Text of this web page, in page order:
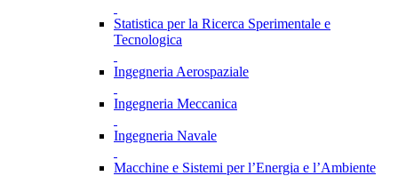
Statistica per la Ricerca Sperimentale e
Tecnologica
Ingegneria Aerospaziale
Ingegneria Meccanica
Ingegneria Navale
Macchine e Sistemi per l’Energia e l’Ambiente